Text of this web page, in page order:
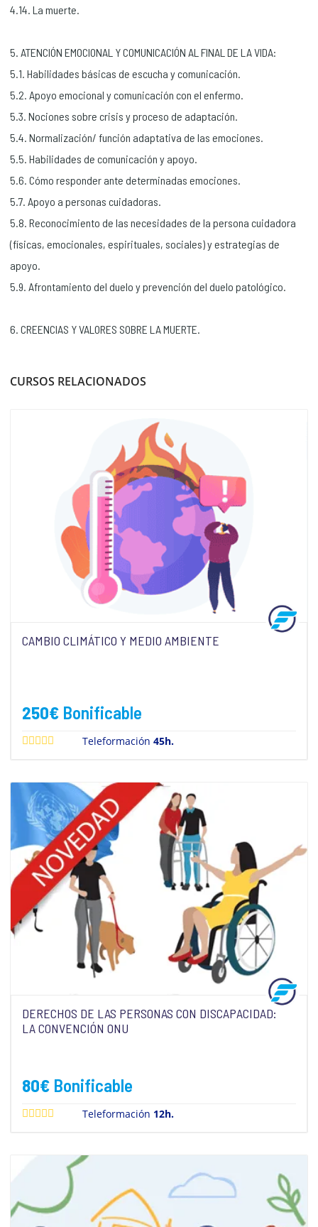
4.14. La muerte.
5. ATENCIÓN EMOCIONAL Y COMUNICACIÓN AL FINAL DE LA VIDA:
5.1. Habilidades básicas de escucha y comunicación.
5.2. Apoyo emocional y comunicación con el enfermo.
5.3. Nociones sobre crisis y proceso de adaptación.
5.4. Normalización/ función adaptativa de las emociones.
5.5. Habilidades de comunicación y apoyo.
5.6. Cómo responder ante determinadas emociones.
5.7. Apoyo a personas cuidadoras.
5.8. Reconocimiento de las necesidades de la persona cuidadora
(físicas, emocionales, espirituales, sociales) y estrategias de
apoyo.
5.9. Afrontamiento del duelo y prevención del duelo patológico.
6. CREENCIAS Y VALORES SOBRE LA MUERTE.
CURSOS RELACIONADOS
CAMBIO CLIMÁTICO Y MEDIO AMBIENTE
250€ Bonificable
Teleformación45h.
DERECHOS DE LAS PERSONAS CON DISCAPACIDAD:
LA CONVENCIÓN ONU
80€ Bonificable
Teleformación 12h.